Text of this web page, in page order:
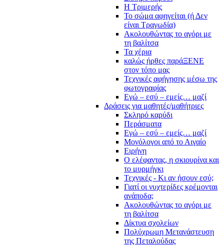
Η Τριμερής
Το σώμα αφηγείται (ή Δεν
είναι Τραγωδία)
Ακολουθώντας το αγόρι με
τη βαλίτσα
Τα χέρια
καλώς ήρθες παράΞΕΝΕ
στον τόπο μας
Τεχνικές αφήγησης μέσω της
φωτογραφίας
Εγώ – εσύ – εμείς… μαζί
Δράσεις για μαθητές/μαθήτριες
Σκληρό καρύδι
Περάσματα
Εγώ – εσύ – εμείς… μαζί
Μονόλογοι από το Αιγαίο
Ειρήνη
Ο ελέφαντας, η σκιουρίνα και
το μυρμήγκι
Τεχνικές - Κι αν ήσουν εσύ;
Γιατί οι νυχτερίδες κρέμονται
ανάποδα;
Ακολουθώντας το αγόρι με
τη βαλίτσα
Δίκτυα σχολείων
Πολύχρωμη Μετανάστευση
της Πεταλούδας